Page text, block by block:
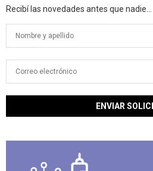
Recibí las novedades antes que nadie...